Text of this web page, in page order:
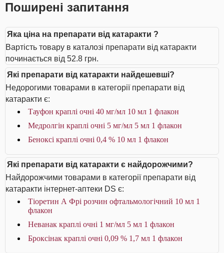
Поширені запитання
Яка ціна на препарати від катаракти ?
Вартість товару в каталозі препарати від катаракти
починається від 52.8 грн.
Які препарати від катаракти найдешевші?
Недорогими товарами в категорії препарати від
катаракти є:
Тауфон краплі очні 40 мг/мл 10 мл 1 флакон
Медролгін краплі очні 5 мг/мл 5 мл 1 флакон
Беноксі краплі очні 0,4 % 10 мл 1 флакон
Які препарати від катаракти є найдорожчими?
Найдорожчими товарами в категорії препарати від
катаракти інтернет-аптеки DS є:
Тіоретин А Фрі розчин офтальмологічний 10 мл 1
флакон
Неванак краплі очні 1 мг/мл 5 мл 1 флакон
Броксінак краплі очні 0,09 % 1,7 мл 1 флакон